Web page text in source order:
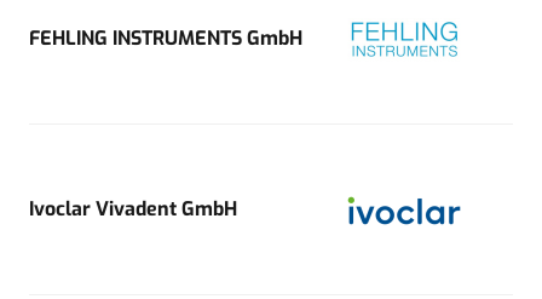
FEHLING INSTRUMENTS GmbH
Ivoclar Vivadent GmbH